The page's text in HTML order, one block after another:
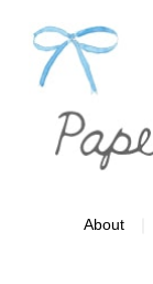
About